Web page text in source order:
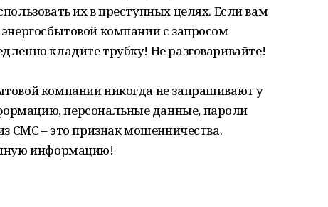
их в преступных целях. Если вам
компании с запросом
кладите трубку! Не разговаривайте!
компании никогда не запрашивают у
персональные данные, пароли
СМС – это признак мошенничества.
информацию!